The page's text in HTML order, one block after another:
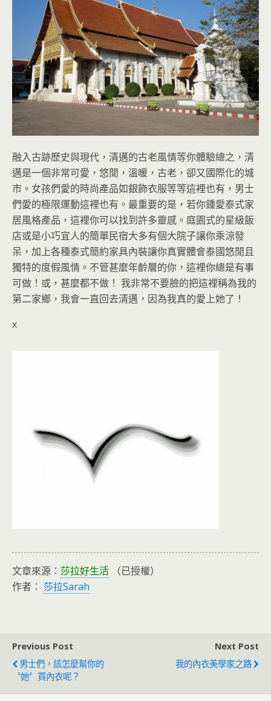
融入古跡歷史與現代，清邁的古老風情等你體驗總之，清
邁是一個非常可愛，悠閒，溫暖，古老，卻又國際化的城
市。女孩們愛的時尚產品如銀飾衣服等等這裡也有，男士
們愛的極限運動這裡也有。最重要的是，若你鍾愛泰式家
居風格產品，這裡你可以找到許多靈感。庭園式的星級飯
店或是小巧宜人的簡單民宿大多有個大院子讓你乘涼發
呆，加上各種泰式簡約家具內裝讓你真實體會泰國悠閒且
獨特的度假風情。 不管甚麼年齡層的你，這裡你總是有事
可做！或，甚麼都不做！ 我非常不要臉的把這裡稱為我的
第二家鄉，我會一直回去清邁，因為我真的愛上她了！
x
文章來源： 莎拉好生活 （已授權）
作者： 莎拉Sarah
Previous Post
男士們，該怎麼幫你的
〝她〞買內衣呢？
Next Post
我的內衣美學家之路